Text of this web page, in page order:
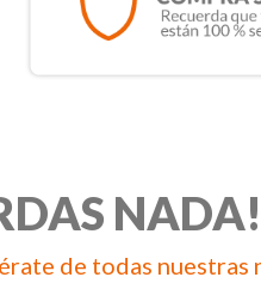
NADA!
de todas nuestras